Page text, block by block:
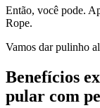
Então, você pode.
Rope.
Vamos dar pulinho
Benefícios
pular com